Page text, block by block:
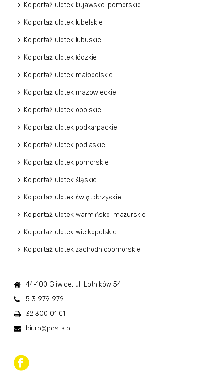
Kolportaż ulotek kujawsko-pomorskie
Kolportaż ulotek lubelskie
Kolportaż ulotek lubuskie
Kolportaż ulotek łódzkie
Kolportaż ulotek małopolskie
Kolportaż ulotek mazowieckie
Kolportaż ulotek opolskie
Kolportaż ulotek podkarpackie
Kolportaż ulotek podlaskie
Kolportaż ulotek pomorskie
Kolportaż ulotek śląskie
Kolportaż ulotek świętokrzyskie
Kolportaż ulotek warmińsko-mazurskie
Kolportaż ulotek wielkopolskie
Kolportaż ulotek zachodniopomorskie
44-100 Gliwice, ul. Lotników 54
513 979 979
32 300 01 01
biuro@posta.pl